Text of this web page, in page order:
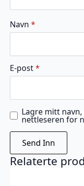
Navn *
E-post*
Lagre mitt
nettleseren for
Relaterte